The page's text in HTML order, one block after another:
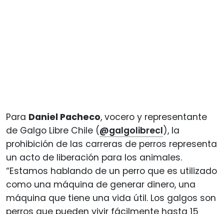
Para Daniel Pacheco, vocero y representante
de Galgo Libre Chile (@galgolibrecl), la
prohibición de las carreras de perros representa
un acto de liberación para los animales.
“Estamos hablando de un perro que es utilizado
como una máquina de generar dinero, una
máquina que tiene una vida útil. Los galgos son
perros que pueden vivir fácilmente hasta 15